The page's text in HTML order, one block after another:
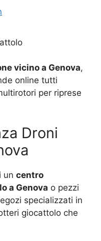
vicino a Genova,
online tutti
per riprese
Droni
un centro
a Genova o pezzi
specializzati in
giocattolo che